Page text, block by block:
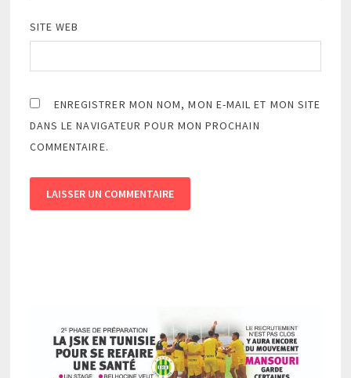
SITE WEB
ENREGISTRER MON NOM, MON E-MAIL ET MON SITE
DANS LE NAVIGATEUR POUR MON PROCHAIN
COMMENTAIRE.